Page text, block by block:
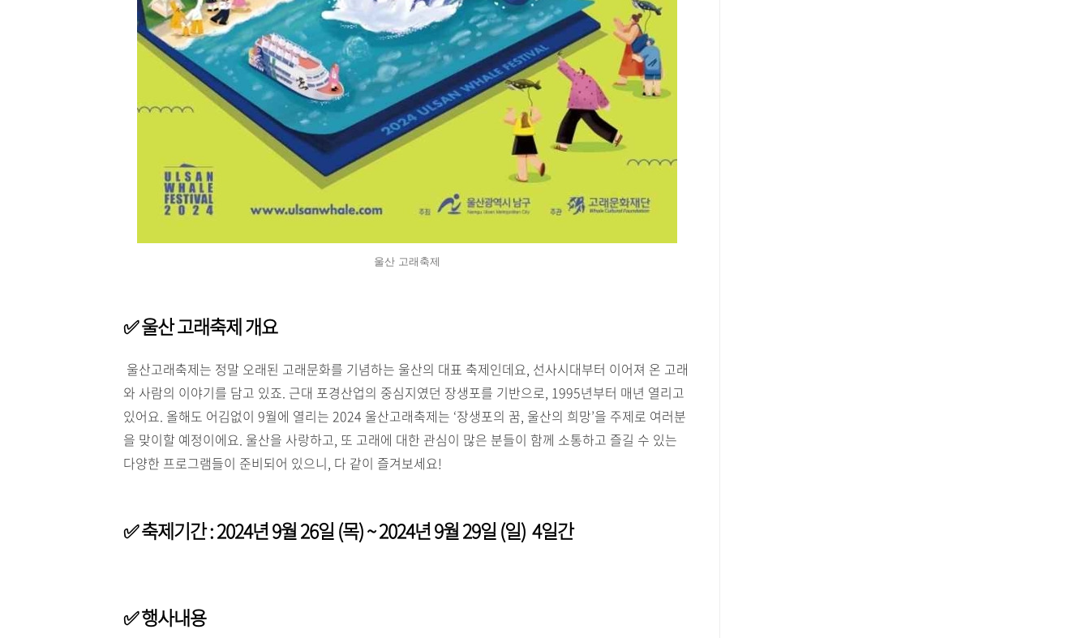
울산 고래축제
✅ 울산 고래축제 개요
울산고래축제는 정말 오래된 고래문화를 기념하는 울산의 대표 축제인데요, 선사시대부터 이어져 온 고래
와 사람의 이야기를 담고 있죠. 근대 포경산업의 중심지였던 장생포를 기반으로, 1995년부터 매년 열리고
있어요. 올해도 어김없이 9월에 열리는 2024 울산고래축제는 ‘장생포의 꿈, 울산의 희망’을 주제로 여러분
을 맞이할 예정이에요. 울산을 사랑하고, 또 고래에 대한 관심이 많은 분들이 함께 소통하고 즐길 수 있는
다양한 프로그램들이 준비되어 있으니, 다 같이 즐겨보세요!
✅ 축제기간 : 2024년 9월 26일 (목) ~ 2024년 9월 29일 (일) 4일간
✅ 행사내용